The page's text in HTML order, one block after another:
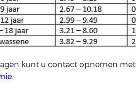
kunt u contact opnemen met
.